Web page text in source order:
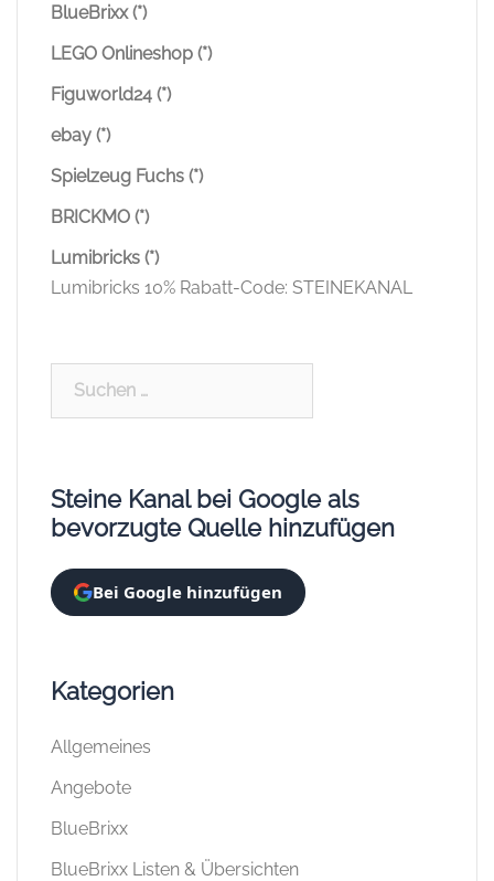
BlueBrixx (*)
LEGO Onlineshop (*)
Figuworld24 (*)
ebay (*)
Spielzeug Fuchs (*)
BRICKMO (*)
Lumibricks (*)
Lumibricks 10% Rabatt-Code: STEINEKANAL
Steine Kanal bei Google als
bevorzugte Quelle hinzufügen
Bei Google hinzufügen
Kategorien
Allgemeines
Angebote
BlueBrixx
BlueBrixx Listen & Übersichten